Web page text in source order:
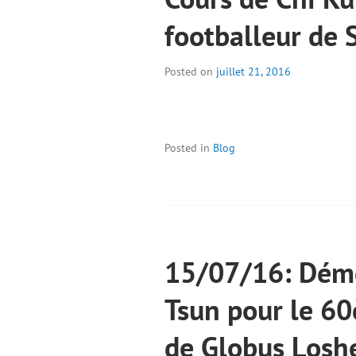
footballeur de
Posted on juillet 21, 2016
Posted in Blog
15/07/16:
Tsun pour le
de Globus